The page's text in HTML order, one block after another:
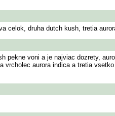
celok, druha dutch kush, tretia
voni a je najviac dozrety,
aurora indica a tretia